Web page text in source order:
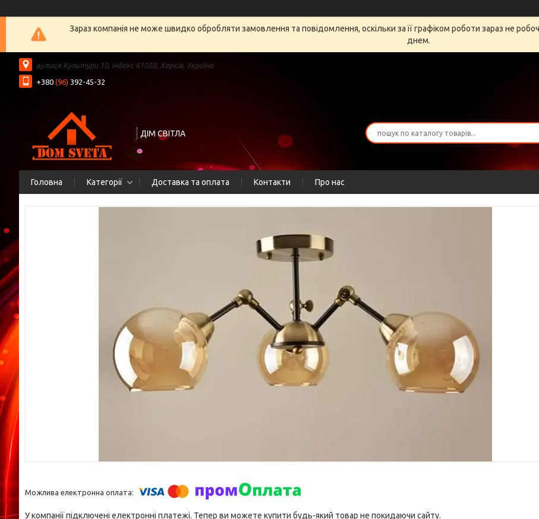
Зараз компанія не може швидко обробляти замовлення та повідомлення, оскільки за її графіком роботи зараз не
днем.
вулиця Культури 10, індекс 61058, Харків, Україна
+380 (96) 392-45-32
ДІМ СВІТЛА
Головна Категорії Доставка та оплата Контакти Про нас
У компанії підключені електронні платежі. Тепер ви можете купити будь-який товар не покидаючи сайту.